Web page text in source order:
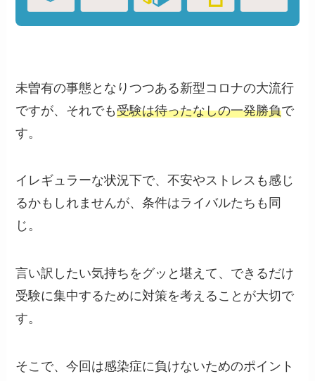
未曽有の事態となりつつある新型コロナの大流行
ですが、それでも受験は待ったなしの一発勝負で
す。
イレギュラーな状況下で、不安やストレスも感じ
るかもしれませんが、条件はライバルたちも同
じ。
言い訳したい気持ちをグッと堪えて、できるだけ
受験に集中するために対策を考えることが大切で
す。
そこで、今回は感染症に負けないためのポイント